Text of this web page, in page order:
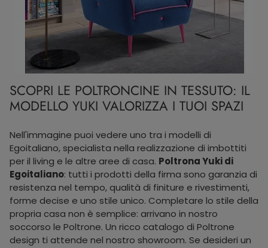
SCOPRI LE POLTRONCINE IN TESSUTO: IL
MODELLO YUKI VALORIZZA I TUOI SPAZI
Nell'immagine puoi vedere uno tra i modelli di
Egoitaliano, specialista nella realizzazione di imbottiti
per il living e le altre aree di casa. Poltrona Yuki di
Egoitaliano: tutti i prodotti della firma sono garanzia di
resistenza nel tempo, qualità di finiture e rivestimenti,
forme decise e uno stile unico. Completare lo stile della
propria casa non è semplice: arrivano in nostro
soccorso le Poltrone. Un ricco catalogo di Poltrone
design ti attende nel nostro showroom. Se desideri un